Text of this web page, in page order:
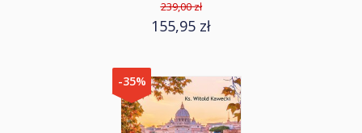
239,00 zł
155,95 zł
-35%